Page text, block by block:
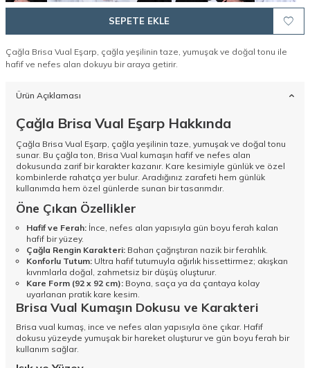
SEPETE EKLE
Çağla Brisa Vual Eşarp, çağla yeşilinin taze, yumuşak ve doğal tonu ile
hafif ve nefes alan dokuyu bir araya getirir.
Ürün Açıklaması
Çağla Brisa Vual Eşarp Hakkında
Çağla Brisa Vual Eşarp, çağla yeşilinin taze, yumuşak ve doğal tonu
sunar. Bu çağla ton, Brisa Vual kumaşın hafif ve nefes alan
dokusunda zarif bir karakter kazanır. Kare kesimiyle günlük ve özel
kombinlerde rahatça yer bulur. Aradığınız zarafeti hem günlük
kullanımda hem özel günlerde sunan bir tasarımdır.
Öne Çıkan Özellikler
Hafif ve Ferah: İnce, nefes alan yapısıyla gün boyu ferah kalan
hafif bir yüzey.
Çağla Rengin Karakteri: Baharı çağrıştıran nazik bir ferahlık.
Konforlu Tutum: Ultra hafif tutumuyla ağırlık hissettirmez; akışkan
kıvrımlarla doğal, zahmetsiz bir düşüş oluşturur.
Kare Form (92 x 92 cm): Boyna, saça ya da çantaya kolay
uyarlanan pratik kare kesim.
Brisa Vual Kumaşın Dokusu ve Karakteri
Brisa vual kumaş, ince ve nefes alan yapısıyla öne çıkar. Hafif
dokusu yüzeyde yumuşak bir hareket oluşturur ve gün boyu ferah bir
kullanım sağlar.